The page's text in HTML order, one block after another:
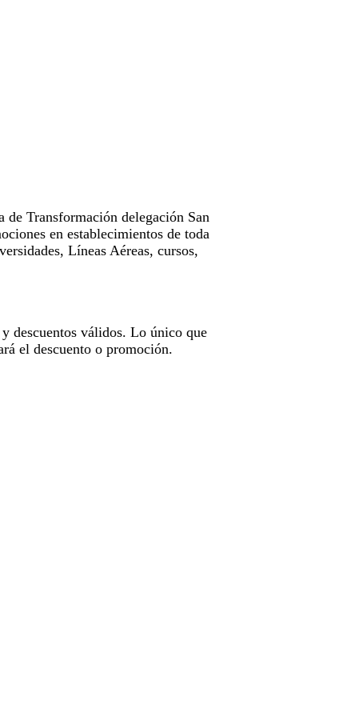
Transformación delegación San
en establecimientos de toda
Líneas Aéreas, cursos,
descuentos válidos. Lo único que
el descuento o promoción.